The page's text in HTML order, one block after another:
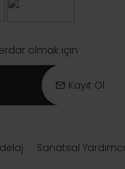
olmak için
Kayıt Ol
Sanatsal